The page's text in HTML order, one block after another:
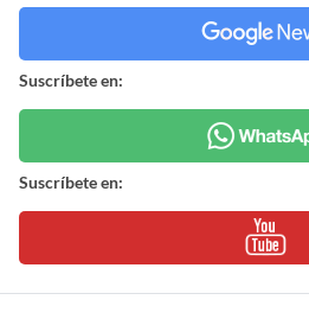
Suscríbete en:
Suscríbete en: